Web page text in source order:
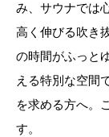
み、サウナでは
高く伸びる吹き
の時間がふっと
える特別な空間
を求める方へ。
す。